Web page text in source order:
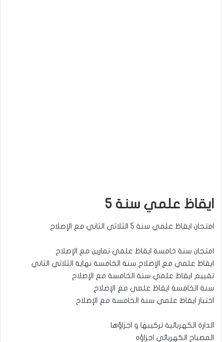
ايقاظ علمي سنة 5
امتحان ايقاظ علمي سنة 5 الثلاثي الثاني مع الإصلاح
امتحان سنة خامسة ايقاظ علمي تمارين مع الإصلاح
ايقاظ علمي مع الإصلاح سنة الخامسة نهاية الثلاثي الثاني
تقييم ايقاظ علمي سنة الخامسة مع الإصلاح
سنة الخامسة ايقاظ علمي مع الإصلاح
اختبار ايقاظ علمي سنة الخامسة مع الإصلاح
الدارة الكهربائية تركيبها و اجزاؤها
المصباح الكهربائي اجزاؤه